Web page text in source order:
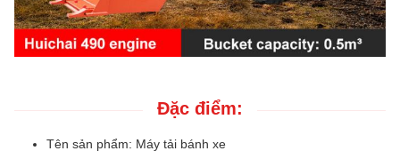
Đặc điểm:
Tên sản phẩm: Máy tải bánh xe